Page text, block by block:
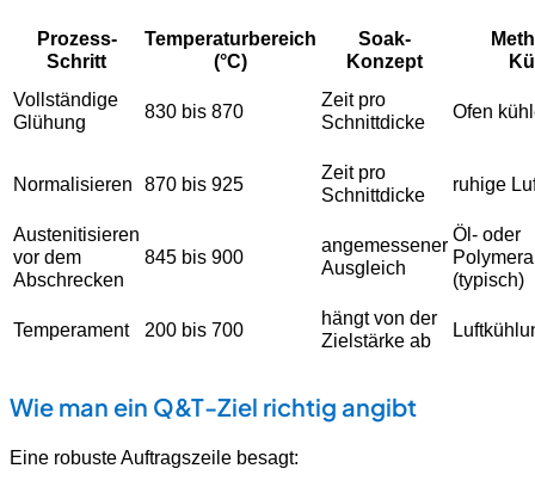
Prozess-
Schritt
Temperaturbereich
(°C)
Soak-
Konzept
Vollständige
Glühung
830 bis 870
Zeit pro
Schnittdicke
Ofen
Normalisieren 870 bis 925
Zeit pro
Schnittdicke
ruhige
Austenitisieren
vor dem
Abschrecken
845 bis 900
angemessener
Ausgleich
Öl- oder
(typisch)
Temperament 200 bis 700
hängt von der
Zielstärke ab
Wie man ein Q&T-Ziel richtig angibt
Eine robuste Auftragszeile besagt: